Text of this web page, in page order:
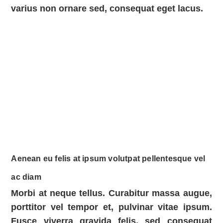
varius non ornare sed, consequat eget lacus.
Aenean eu felis at ipsum volutpat pellentesque vel
ac diam
Morbi at neque tellus. Curabitur massa augue,
porttitor vel tempor et, pulvinar vitae ipsum.
Fusce viverra gravida felis, sed consequat